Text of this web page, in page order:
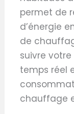
permet de
d’énergie
de
suivre
temps réel
chauffage